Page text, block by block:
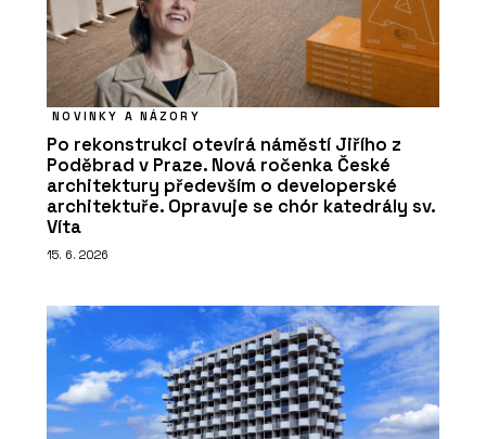
NOVINKY A NÁZORY
Po rekonstrukci otevírá náměstí Jiřího z
Poděbrad v Praze. Nová ročenka České
architektury především o developerské
architektuře. Opravuje se chór katedrály sv.
Víta
15. 6. 2026